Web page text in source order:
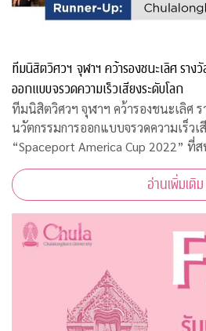
ทีมนิสิตวิศวฯ จุฬาฯ คว้ารองชนะเลิศ ราง
ออกแบบจรวดความเร็วเสียงระดับโลก
ทีมนิสิตวิศวฯ จุฬาฯ คว้ารองชนะเลิศ ร
นวัตกรรมการออกแบบจรวดความเร็วเ
“Spaceport America Cup 2022” ที่ส
อ่านเพิ่มเติม